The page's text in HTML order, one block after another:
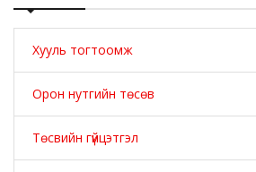
Хууль тогтоомж
Орон нутгийн төсөв
Төсвийн гүйцэтгэл